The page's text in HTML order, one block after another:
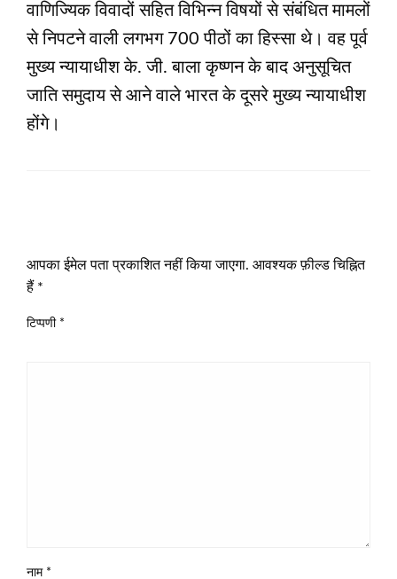
वाणिज्यिक विवादों सहित विभिन्न विषयों से संबंधित मामलों
से निपटने वाली लगभग 700 पीठों का हिस्सा थे। वह पूर्व
मुख्य न्यायाधीश के. जी. बाला कृष्णन के बाद अनुसूचित
जाति समुदाय से आने वाले भारत के दूसरे मुख्य न्यायाधीश
होंगे।
आपका ईमेल पता प्रकाशित नहीं किया जाएगा. आवश्यक फ़ील्ड चिह्नित
हैं *
टिप्पणी *
नाम *